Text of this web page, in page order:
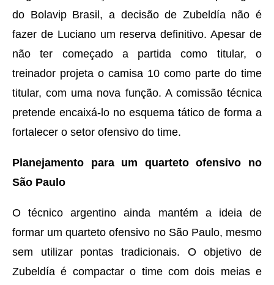
do Bolavip Brasil, a decisão de Zubeldía não é
fazer de Luciano um reserva definitivo. Apesar de
não ter começado a partida como titular, o
treinador projeta o camisa 10 como parte do time
titular, com uma nova função. A comissão técnica
pretende encaixá-lo no esquema tático de forma a
fortalecer o setor ofensivo do time.
Planejamento para um quarteto ofensivo no
São Paulo
O técnico argentino ainda mantém a ideia de
formar um quarteto ofensivo no São Paulo, mesmo
sem utilizar pontas tradicionais. O objetivo de
Zubeldía é compactar o time com dois meias e